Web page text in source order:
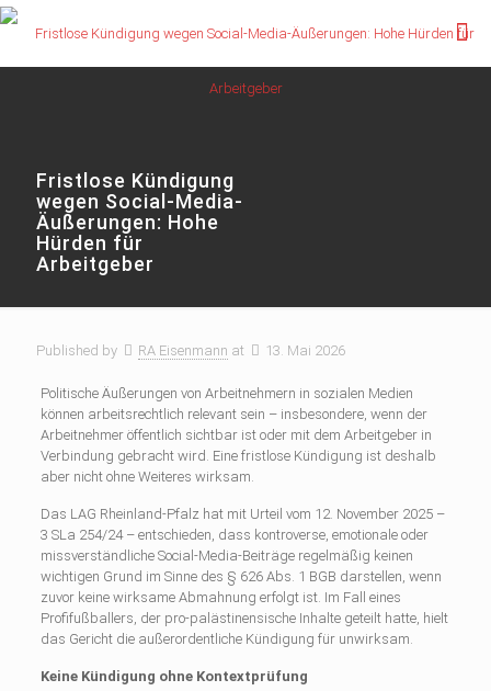
Fristlose Kündigung
wegen Social-Media-
Äußerungen: Hohe
Hürden für
Arbeitgeber
Published by RA Eisenmann at 13. Mai 2026
Politische Äußerungen von Arbeitnehmern in sozialen Medien
können arbeitsrechtlich relevant sein – insbesondere, wenn der
Arbeitnehmer öffentlich sichtbar ist oder mit dem Arbeitgeber in
Verbindung gebracht wird. Eine fristlose Kündigung ist deshalb
aber nicht ohne Weiteres wirksam.
Das LAG Rheinland-Pfalz hat mit Urteil vom 12. November 2025 –
3 SLa 254/24 – entschieden, dass kontroverse, emotionale oder
missverständliche Social-Media-Beiträge regelmäßig keinen
wichtigen Grund im Sinne des § 626 Abs. 1 BGB darstellen, wenn
zuvor keine wirksame Abmahnung erfolgt ist. Im Fall eines
Profifußballers, der pro-palästinensische Inhalte geteilt hatte, hielt
das Gericht die außerordentliche Kündigung für unwirksam.
Keine Kündigung ohne Kontextprüfung